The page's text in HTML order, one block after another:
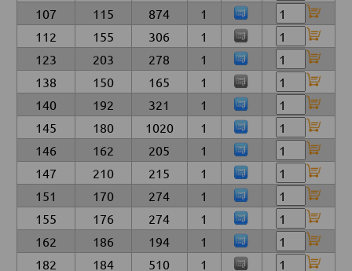
107
115 874
1
112
155 306
1
123
203 278
1
138
150 165
1
140
192 321
1
145
180 1020
1
146
162 205
1
147
210 215
1
151
170 274
1
155
176 274
1
162
186 194
1
182
184 510 1